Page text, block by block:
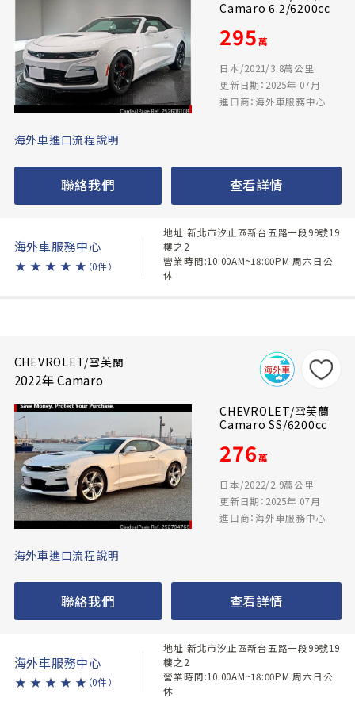
Camaro 6.2/6200cc
295萬
日本/2021/3.8萬公里
更新日期：2025年 07月
進口商：海外車服務中心
海外車進口流程說明
聯絡我們 查看詳情
海外車服務中心
★ ★ ★ ★ ★ （0件）
地址:新北市汐止區新台五路一段99號19
樓之2
營業時間:10:00AM~18:00PM 周六日公
休
CHEVROLET/雪芙蘭
2022年 Camaro
CHEVROLET/雪芙蘭
Camaro SS/6200cc
276萬
日本/2022/2.9萬公里
更新日期：2025年 07月
進口商：海外車服務中心
海外車進口流程說明
聯絡我們 查看詳情
海外車服務中心
★ ★ ★ ★ ★ （0件）
地址:新北市汐止區新台五路一段99號19
樓之2
營業時間:10:00AM~18:00PM 周六日公
休